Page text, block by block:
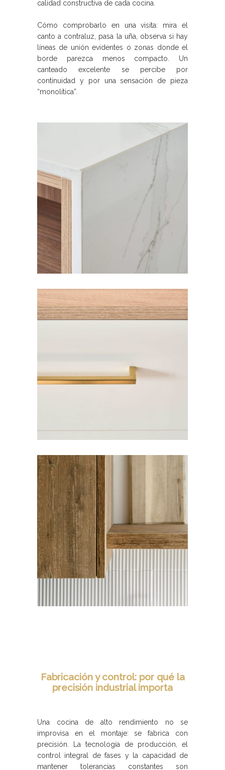
calidad constructiva de cada cocina.
Cómo comprobarlo en una visita: mira el
canto a contraluz, pasa la uña, observa si hay
líneas de unión evidentes o zonas donde el
borde parezca menos compacto. Un
canteado excelente se percibe por
continuidad y por una sensación de pieza
“monolítica”.
Fabricación y control: por qué la
precisión industrial importa
Una cocina de alto rendimiento no se
improvisa en el montaje: se fabrica con
precisión. La tecnología de producción, el
control integral de fases y la capacidad de
mantener tolerancias constantes son